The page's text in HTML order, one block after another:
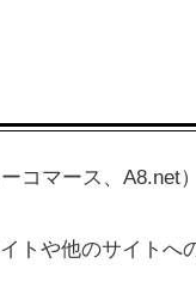
コマース、A8.net
トや他のサイトへ